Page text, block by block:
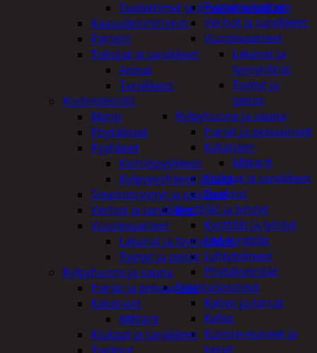
Tyynyt ja peitot
Verhot ja tarvikkeet
Vuodevaatteet
Lakanat ja
tyynynlinat
Tyynyt ja
peitot
Kylpyhuone ja sauna
Harjat ja pesuaineet
Kalusteet
Mittarit
Kiukaat ja tarvikkeet
Tuoksut
Kynttilät ja lyhdyt
Kynttilät ja lyhdyt
Led-kynttilät
Lyhtytelineet
Pöytäkynttilät
Sisustusesineet
Kalvot ja tarrat
Kellot
Koriste-esineet ja
kasvit
Tuulettimet ja Ilmastointilaitteet
Kaasulämmittimet
Patterit
Tulisijat ja tarvikkeet
Arinat
Tarvikkeet
Kodintekstiilit
Matot
Pöytäliinat
Pyyhkeet
Keittiöpyyhkeet
Kylpypyyhkeet ja takit
Sisustustyynyt ja päälliset
Verhot ja tarvikkeet
Vuodevaatteet
Lakanat ja tyynynlinat
Tyynyt ja peitot
Kylpyhuone ja sauna
Harjat ja pesuaineet
Kalusteet
Mittarit
Kiukaat ja tarvikkeet